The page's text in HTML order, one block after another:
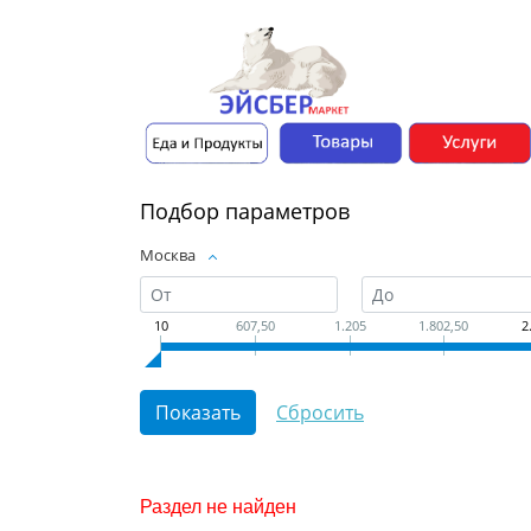
Подбор параметров
Москва
10 607,50 1.205 1.802,50
Раздел не найден